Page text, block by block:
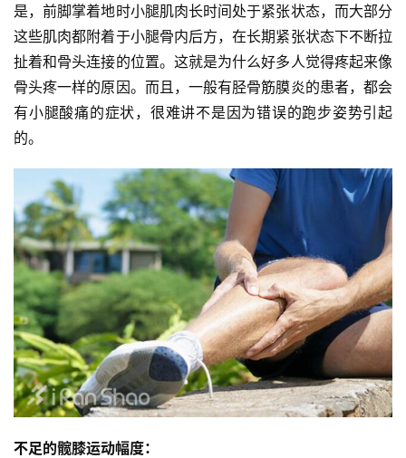
是，前脚掌着地时小腿肌肉长时间处于紧张状态，而大部分
这些肌肉都附着于小腿骨内后方，在长期紧张状态下不断拉
扯着和骨头连接的位置。这就是为什么好多人觉得疼起来像
骨头疼一样的原因。而且，一般有胫骨筋膜炎的患者，都会
有小腿酸痛的症状，很难讲不是因为错误的跑步姿势引起
的。
不足的髋膝运动幅度：